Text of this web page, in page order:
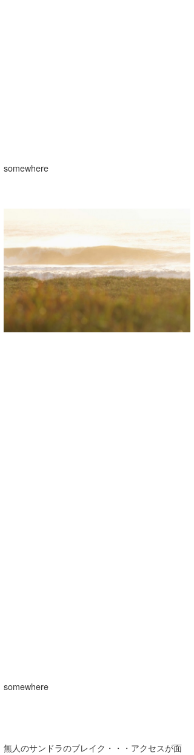
somewhere
somewhere
無人のサンドラのブレイク・・・アクセスが面
予報士 hiro.
banpaku
Mr.K
chappy